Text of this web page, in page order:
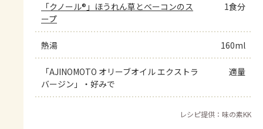
「クノール®」ほうれん草とベーコンのス
ープ
1食分
熱湯 160ml
「AJINOMOTO オリーブオイル エクストラ
バージン」・好みで
適量
レシピ提供：味の素KK